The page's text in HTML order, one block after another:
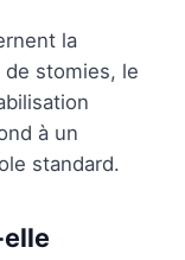
la
de stomies, le
à un
standard.